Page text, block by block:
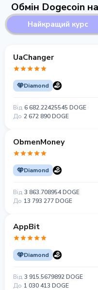
Обмін Dogecoin
Найкращий курс
UaChanger
Diamond
Від 6 682.22425545 DOGE
До 2 672 890 DOGE
ObmenMoney
Diamond
Від 3 863.708954 DOGE
До 13 793 277 DOGE
AppBit
Diamond
Від 3 915.5679892 DOGE
До 1 030 413 DOGE